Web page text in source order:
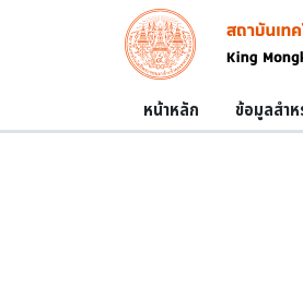
Skip to main content
Image
Main
หน้าหลัก ข้อมูลสำ